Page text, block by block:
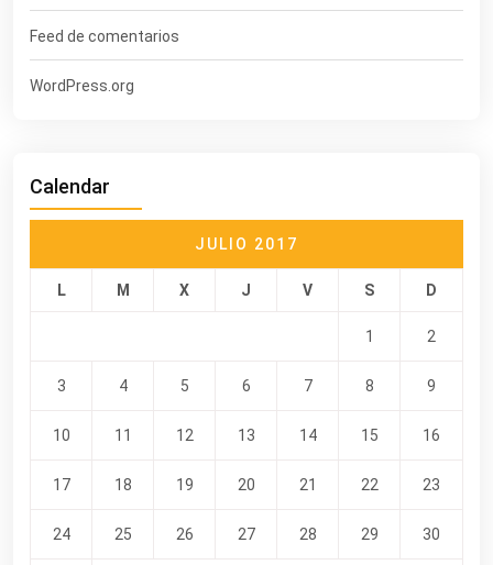
Feed de comentarios
WordPress.org
Calendar
JULIO 2017
L M X J V S D
1 2
3 4 5 6 7 8 9
10 11 12 13 14 15 16
17 18 19 20 21 22 23
24 25 26 27 28 29 30